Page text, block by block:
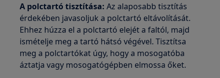
A polctartó tisztítása: Az alaposabb tisztítás
érdekében javasoljuk a polctartó eltávolítását.
Ehhez húzza el a polctartó elejét a faltól, majd
ismételje meg a tartó hátsó végével. Tisztítsa
meg a polctartókat úgy, hogy a mosogatóba
áztatja vagy mosogatógépben elmossa őket.